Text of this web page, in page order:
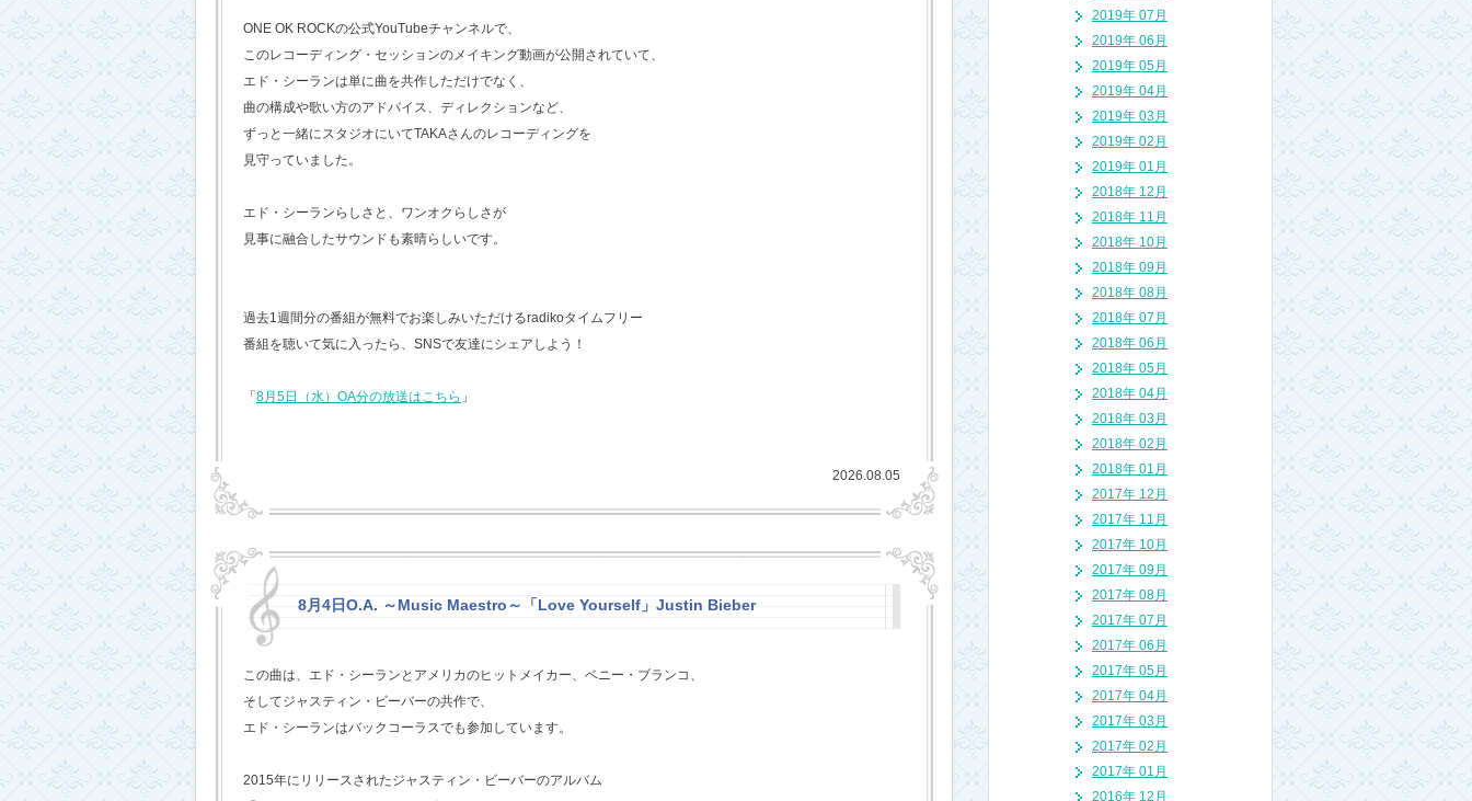
ONE OK ROCKの公式YouTubeチャンネルで、
このレコーディング・セッションのメイキング動画が公開されていて、
エド・シーランは単に曲を共作しただけでなく、
曲の構成や歌い方のアドバイス、ディレクションなど、
ずっと一緒にスタジオにいてTAKAさんのレコーディングを
見守っていました。
エド・シーランらしさと、ワンオクらしさが
見事に融合したサウンドも素晴らしいです。
過去1週間分の番組が無料でお楽しみいただけるradikoタイムフリー
番組を聴いて気に入ったら、SNSで友達にシェアしよう！
「 8月5日（水）OA分の放送はこちら 」
2026.08.05
8月4日O.A. ～Music Maestro～「Love Yourself」Justin Bieber
この曲は、エド・シーランとアメリカのヒットメイカー、ベニー・ブランコ、
そしてジャスティン・ビーバーの共作で、
エド・シーランはバックコーラスでも参加しています。
2015年にリリースされたジャスティン・ビーバーのアルバム
2019年 07月
2019年 06月
2019年 05月
2019年 04月
2019年 03月
2019年 02月
2019年 01月
2018年 12月
2018年 11月
2018年 10月
2018年 09月
2018年 08月
2018年 07月
2018年 06月
2018年 05月
2018年 04月
2018年 03月
2018年 02月
2018年 01月
2017年 12月
2017年 11月
2017年 10月
2017年 09月
2017年 08月
2017年 07月
2017年 06月
2017年 05月
2017年 04月
2017年 03月
2017年 02月
2017年 01月
2016年 12月